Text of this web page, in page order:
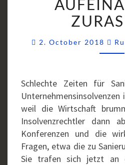
2. October 2018
Schlechte Zeiten für
weil die Wirtschaft
Insolvenzrechtler dann
Konferenzen und die
Fragen, etwa die zu
Sie trafen sich jetzt an